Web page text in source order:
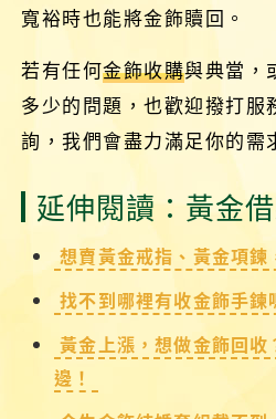
寬裕時也能將金飾贖回。
若有任何金飾收購與典當，
多少的問題，也歡迎撥打服
詢，我們會盡力滿足你的需
延伸閱讀：黃金
想賣黃金戒指、黃金項鍊
找不到哪裡有收金飾手鍊
黃金上漲，想做金飾回
邊！